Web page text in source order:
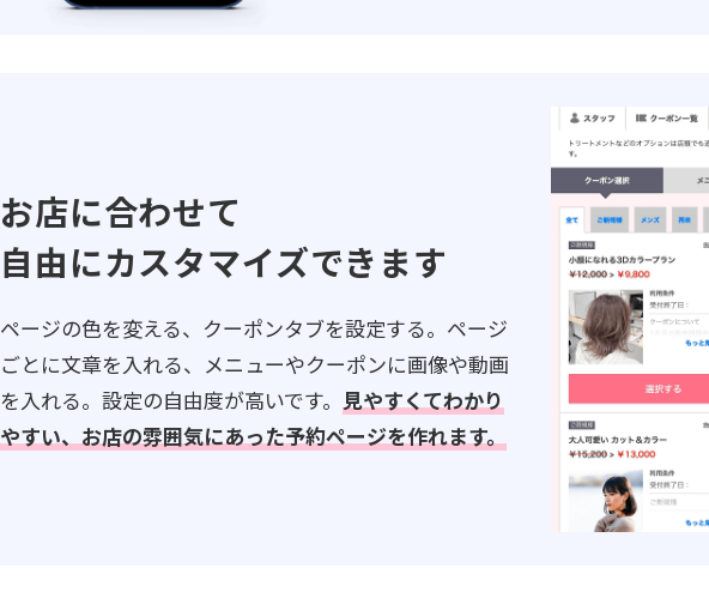
お店に合わせて
自由にカスタマイズできます
ページの色を変える、クーポンタブを設定する。ページ
ごとに文章を入れる、メニューやクーポンに画像や動画
を入れる。設定の自由度が高いです。 見やすくてわかり
やすい、お店の雰囲気にあった予約ページを作れます。